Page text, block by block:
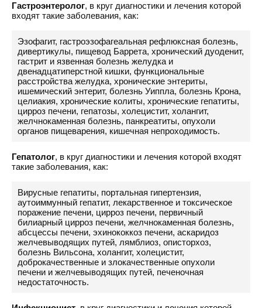
Гастроэнтеролог, в круг диагностики и лечения которой
входят такие заболевания, как:
Эзофагит, гастроэзофагеальная рефлюксная болезнь,
дивертикулы, пищевод Баррета, хронический дуоденит,
гастрит и язвенная болезнь желудка и
двенадцатиперстной кишки, функциональные
расстройства желудка, хронические энтериты,
ишемический энтерит, болезнь Уиппла, болезнь Крона,
целиакия, хронические колиты, хронические гепатиты,
цирроз печени, гепатозы, холецистит, холангит,
желчнокаменная болезнь, панкреатиты, опухоли
органов пищеварения, кишечная непроходимость.
Гепатолог, в круг диагностики и лечения которой входят
такие заболевания, как:
Вирусные гепатиты, портальная гипертензия,
аутоиммунный гепатит, лекарственное и токсическое
поражение печени, цирроз печени, первичный
билиарный цирроз печени, желчнокаменная болезнь,
абсцессы печени, эхинококкоз печени, аскаридоз
желчевыводящих путей, лямблиоз, описторхоз,
болезнь Вильсона, холангит, холецистит,
доброкачественные и злокачественные опухоли
печени и желчевыводящих путей, печеночная
недостаточность.